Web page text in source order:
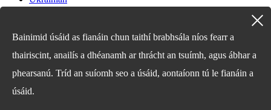
Urdu
Vietnamese
Welsh
Xhosa
Yoruba
Zulu
Kinyarwanda
Bainimid úsáid as fianáin chun taithí brabhsála níos fearr a
thairiscint, anailís a dhéanamh ar thrácht an tsuímh, agus ábhar a
phearsanú. Tríd an suíomh seo a úsáid, aontaíonn tú le fianáin a
úsáid.